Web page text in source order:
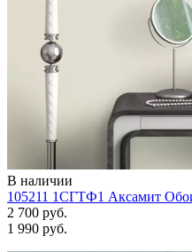
В наличии
105211 1СГТФ1 Аксамит
2 700 руб.
1 990 руб.